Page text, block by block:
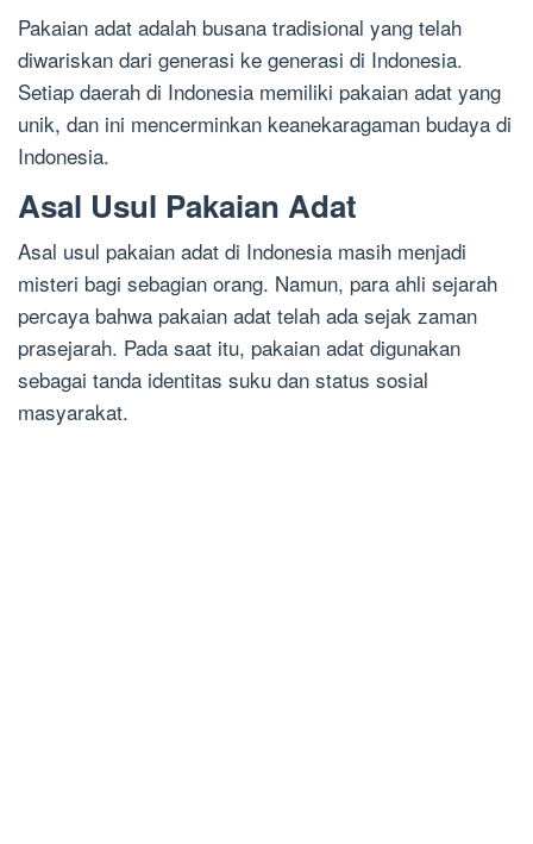
Pakaian adat adalah busana tradisional yang telah
diwariskan dari generasi ke generasi di Indonesia.
Setiap daerah di Indonesia memiliki pakaian adat yang
unik, dan ini mencerminkan keanekaragaman budaya di
Indonesia.
Asal Usul Pakaian Adat
Asal usul pakaian adat di Indonesia masih menjadi
misteri bagi sebagian orang. Namun, para ahli sejarah
percaya bahwa pakaian adat telah ada sejak zaman
prasejarah. Pada saat itu, pakaian adat digunakan
sebagai tanda identitas suku dan status sosial
masyarakat.